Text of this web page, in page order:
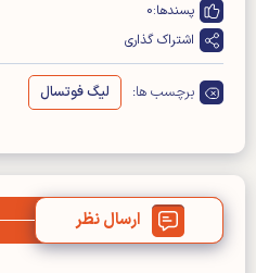
پسندها:0
اشتراک گذاری
برچسب ها: لیگ فوتسال
ارسال نظر